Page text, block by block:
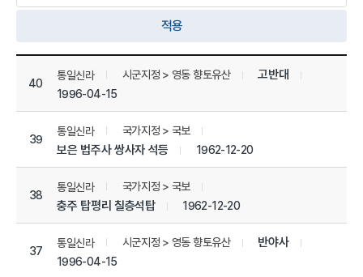
적용
상세정보 관리 목록
40
통일신라 시군지정 > 영동 향토유산 고반대
1996-04-15
39
통일신라 국가지정 > 국보
보은 법주사 쌍사자 석등 1962-12-20
38
통일신라 국가지정 > 국보
충주 탑평리 칠층석탑 1962-12-20
37
통일신라 시군지정 > 영동 향토유산 반야사
1996-04-15